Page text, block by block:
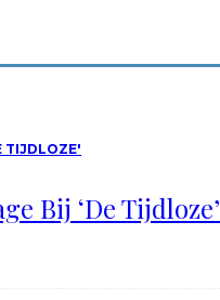
Bij ‘De Tijdloze’